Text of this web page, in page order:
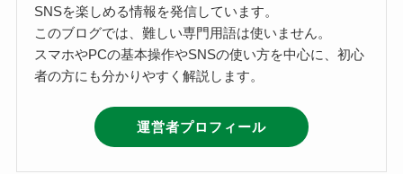
SNSを楽しめる情報を発信しています。
このブログでは、難しい専門用語は使いません。
スマホやPCの基本操作やSNSの使い方を中心に、初心
者の方にも分かりやすく解説します。
運営者プロフィール